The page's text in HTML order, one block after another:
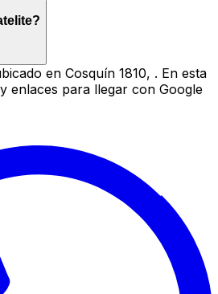
en Cosquín 1810, . En esta
enlaces para llegar con Google